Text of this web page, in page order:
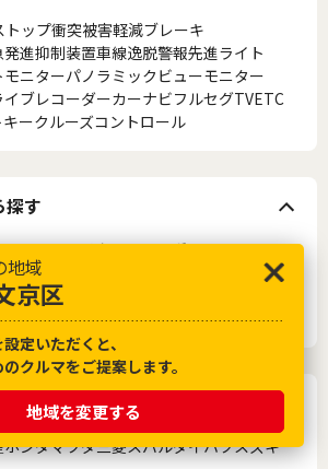
地域
京区
定いただくと、
クルマをご提案します。
地域を変更する
トップ衝突被害軽減ブレーキ
進抑制装置車線逸脱警報先進ライト
ニターパノラミックビューモニター
イブレコーダーカーナビフルセグTVETC
ークルーズコントロール
探す
アルファードウィッシュヴェルファイア
イアエスティマ
ークラウン
ープリウスライズヤリス
ホンダマツダ三菱スバルダイハツスズキ